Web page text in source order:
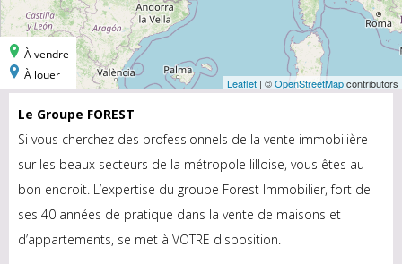
Le Groupe FOREST
Si vous cherchez des professionnels de la vente immobilière
sur les beaux secteurs de la métropole lilloise, vous êtes au
bon endroit. L’expertise du groupe Forest Immobilier, fort de
ses 40 années de pratique dans la vente de maisons et
d’appartements, se met à VOTRE disposition.